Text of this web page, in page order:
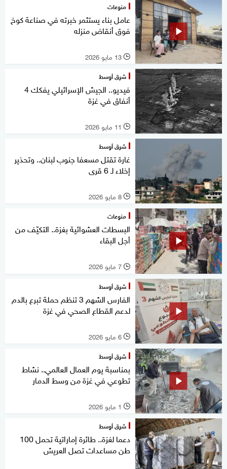
منوعات
عامل بناء يستثمر خبرته في صناعة كوخ
فوق أنقاض منزله
l 13 مايو 2026
شرق أوسط
فيديو.. الجيش الإسرائيلي يفكك 4
أنفاق في غزة
l 11 مايو 2026
شرق أوسط
غارة تقتل مسعفا جنوب لبنان.. وتحذير
إخلاء لـ 6 قرى
l 8 مايو 2026
منوعات
البسطات العشوائية بغزة.. التكيّف من
أجل البقاء
l 7 مايو 2026
شرق أوسط
الفارس الشهم 3 تنظم حملة تبرع بالدم
لدعم القطاع الصحي في غزة
l 6 مايو 2026
شرق أوسط
بمناسبة يوم العمال العالمي.. نشاط
تطوعي في غزة من وسط الدمار
l 1 مايو 2026
شرق أوسط
دعما لغزة.. طائرة إماراتية تحمل 100
طن مساعدات تصل العريش